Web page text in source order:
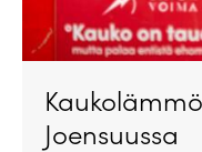
Joensuussa